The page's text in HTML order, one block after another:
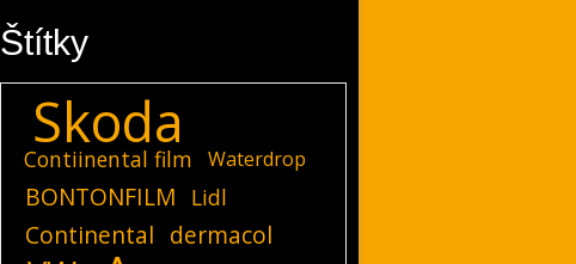
Štítky
Skoda
Contiinental film Waterdrop
BONTONFILM Lidl
Continental dermacol